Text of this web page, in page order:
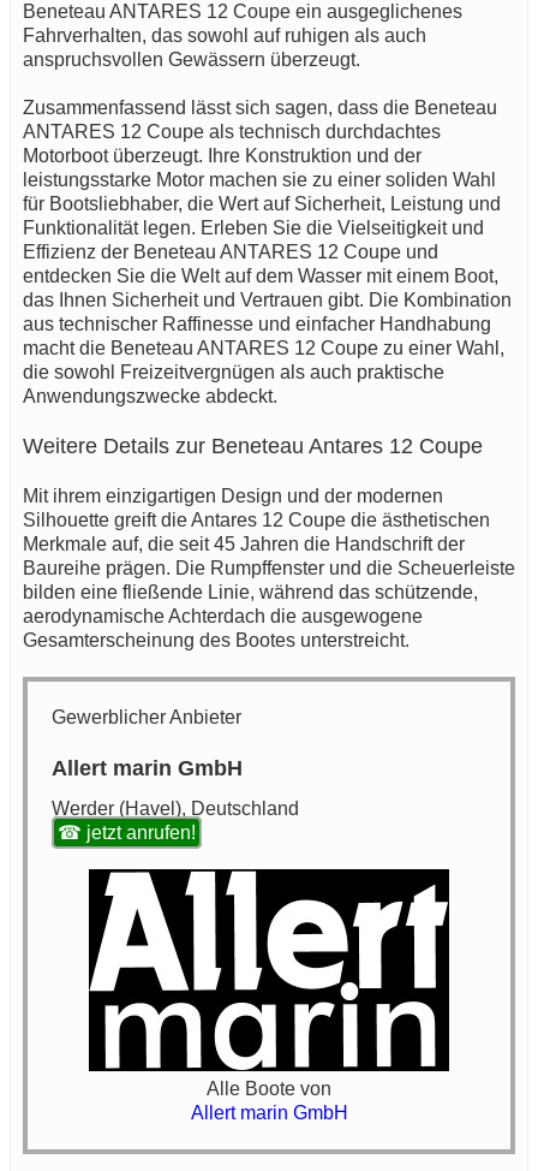
Beneteau ANTARES 12 Coupe ein ausgeglichenes
Fahrverhalten, das sowohl auf ruhigen als auch
anspruchsvollen Gewässern überzeugt.
Zusammenfassend lässt sich sagen, dass die Beneteau
ANTARES 12 Coupe als technisch durchdachtes
Motorboot überzeugt. Ihre Konstruktion und der
leistungsstarke Motor machen sie zu einer soliden Wahl
für Bootsliebhaber, die Wert auf Sicherheit, Leistung und
Funktionalität legen. Erleben Sie die Vielseitigkeit und
Effizienz der Beneteau ANTARES 12 Coupe und
entdecken Sie die Welt auf dem Wasser mit einem Boot,
das Ihnen Sicherheit und Vertrauen gibt. Die Kombination
aus technischer Raffinesse und einfacher Handhabung
macht die Beneteau ANTARES 12 Coupe zu einer Wahl,
die sowohl Freizeitvergnügen als auch praktische
Anwendungszwecke abdeckt.
Weitere Details zur Beneteau Antares 12 Coupe
Mit ihrem einzigartigen Design und der modernen
Silhouette greift die Antares 12 Coupe die ästhetischen
Merkmale auf, die seit 45 Jahren die Handschrift der
Baureihe prägen. Die Rumpffenster und die Scheuerleiste
bilden eine fließende Linie, während das schützende,
aerodynamische Achterdach die ausgewogene
Gesamterscheinung des Bootes unterstreicht.
Gewerblicher Anbieter
Allert marin GmbH
Werder (Havel), Deutschland
☎ jetzt anrufen!
Alle Boote von
Allert marin GmbH